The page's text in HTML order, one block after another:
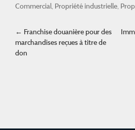
Commercial Propriété industrielle
Post navigation
← Franchise douanière pour des
marchandises reçues à titre de
don